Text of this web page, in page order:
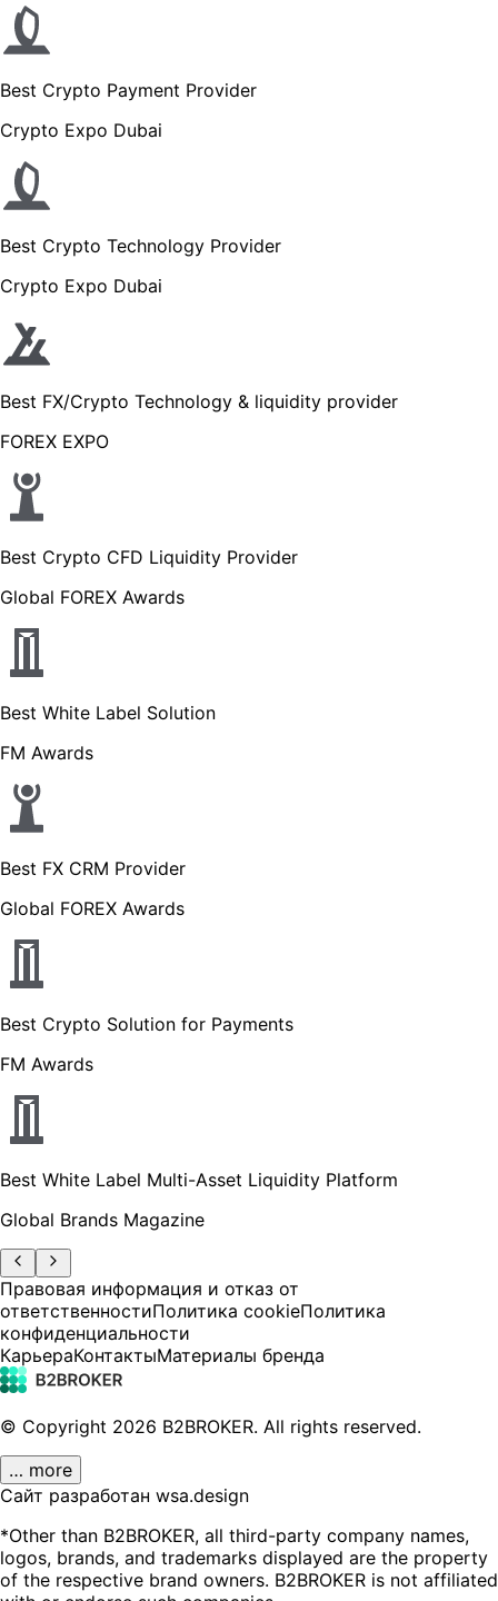
Best Crypto Payment Provider
Crypto Expo Dubai
Best Crypto Technology Provider
Crypto Expo Dubai
Best FX/Crypto Technology & liquidity provider
FOREX EXPO
Best Crypto CFD Liquidity Provider
Global FOREX Awards
Best White Label Solution
FM Awards
Best FX CRM Provider
Global FOREX Awards
Best Crypto Solution for Payments
FM Awards
Best White Label Multi-Asset Liquidity Platform
Global Brands Magazine
Правовая информация и отказ от
ответственностиПолитика cookieПолитика
конфиденциальности
КарьераКонтактыМатериалы бренда
© Copyright 2026 B2BROKER. All rights reserved.
… more
Сайт разработан wsa.design
*Other than B2BROKER, all third-party company names,
logos, brands, and trademarks displayed are the property
of the respective brand owners. B2BROKER is not affiliated